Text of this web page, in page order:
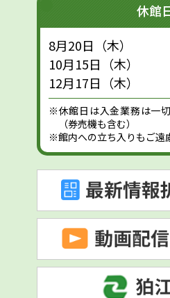
休館
8月20日（木）
10月15日（木）
12月17日（木）
※休館日は入金業務は一
（券売機も含む）
※館内への立ち入りもご遠